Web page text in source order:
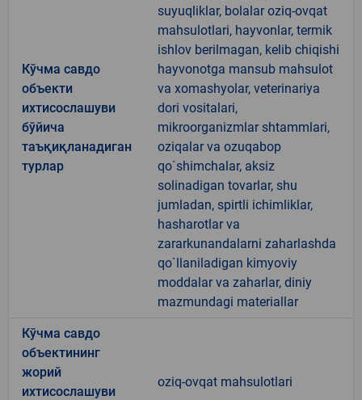
Кўчма савдо
объекти
ихтисослашуви
бўйича
таъқиқланадиган
турлар
suyuqliklar, bolalar oziq-ovqat
mahsulotlari, hayvonlar, termik
ishlov berilmagan, kelib chiqishi
hayvonotga mansub mahsulot
va xomashyolar, veterinariya
dori vositalari,
mikroorganizmlar shtammlari,
oziqalar va ozuqabop
qo`shimchalar, aksiz
solinadigan tovarlar, shu
jumladan, spirtli ichimliklar,
hasharotlar va
zararkunandalarni zaharlashda
qo`llaniladigan kimyoviy
moddalar va zaharlar, diniy
mazmundagi materiallar
Кўчма савдо
объектининг
жорий
ихтисослашуви
oziq-ovqat mahsulotlari